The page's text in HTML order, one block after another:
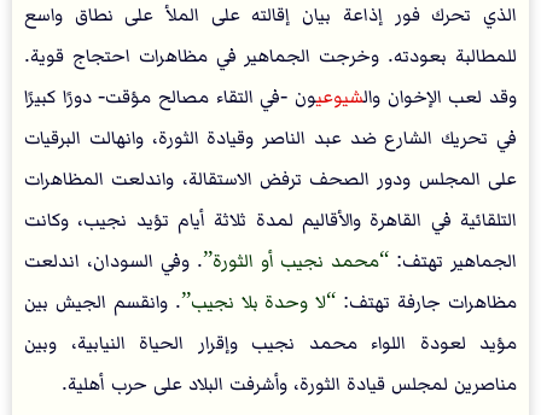
الذي تحرك فور إذاعة بيان إقالته على الملأ على نطاق واسع
للمطالبة بعودته. وخرجت الجماهير في مظاهرات احتجاج قوية.
وقد لعب الإخوان والشيوعيون -في التقاء مصالح مؤقت- دورًا كبيرًا
في تحريك الشارع ضد عبد الناصر وقيادة الثورة، وانهالت البرقيات
على المجلس ودور الصحف ترفض الاستقالة، واندلعت المظاهرات
التلقائية في القاهرة والأقاليم لمدة ثلاثة أيام تؤيد نجيب، وكانت
الجماهير تهتف:
محمد نجيب أو الثورة . وفي السودان، اندلعت
مظاهرات جارفة تهتف:
لا وحدة بلا نجيب . وانقسم الجيش بين
مؤيد لعودة اللواء محمد نجيب وإقرار الحياة النيابية، وبين
مناصرين لمجلس قيادة الثورة، وأشرفت البلاد على حرب أهلية.